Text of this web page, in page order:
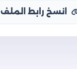
انسخ رابط الملف